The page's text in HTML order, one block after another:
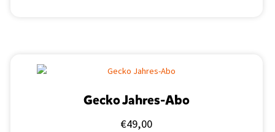
Gecko Jahres-Abo
€49,00